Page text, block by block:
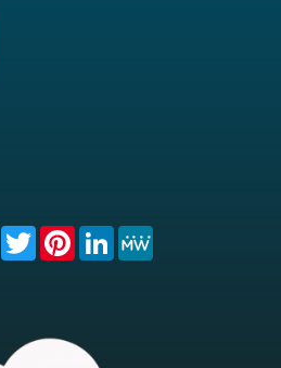
FacebookTwitterPinterest
LinkedIn